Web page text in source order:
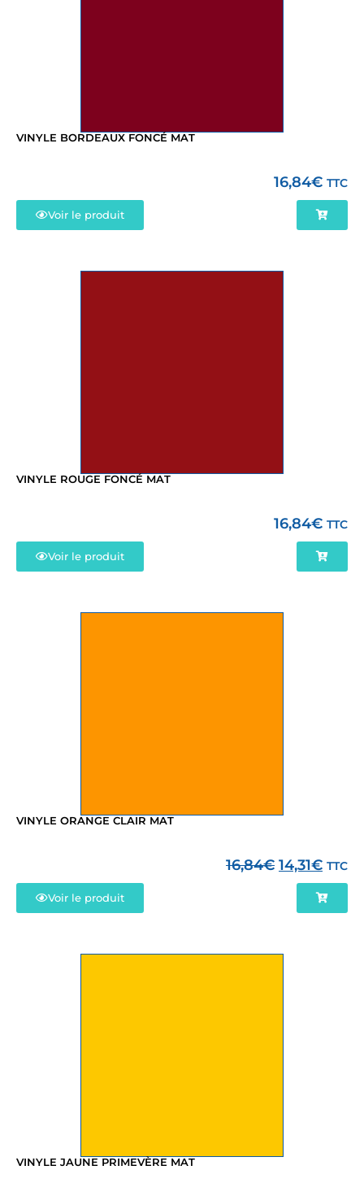
VINYLE BORDEAUX FONCÉ MAT
16,84€ TTC
Voir le produit
VINYLE ROUGE FONCÉ MAT
16,84€ TTC
Voir le produit
VINYLE ORANGE CLAIR MAT
16,84€ 14,31€ TTC
Voir le produit
VINYLE JAUNE PRIMEVÈRE MAT